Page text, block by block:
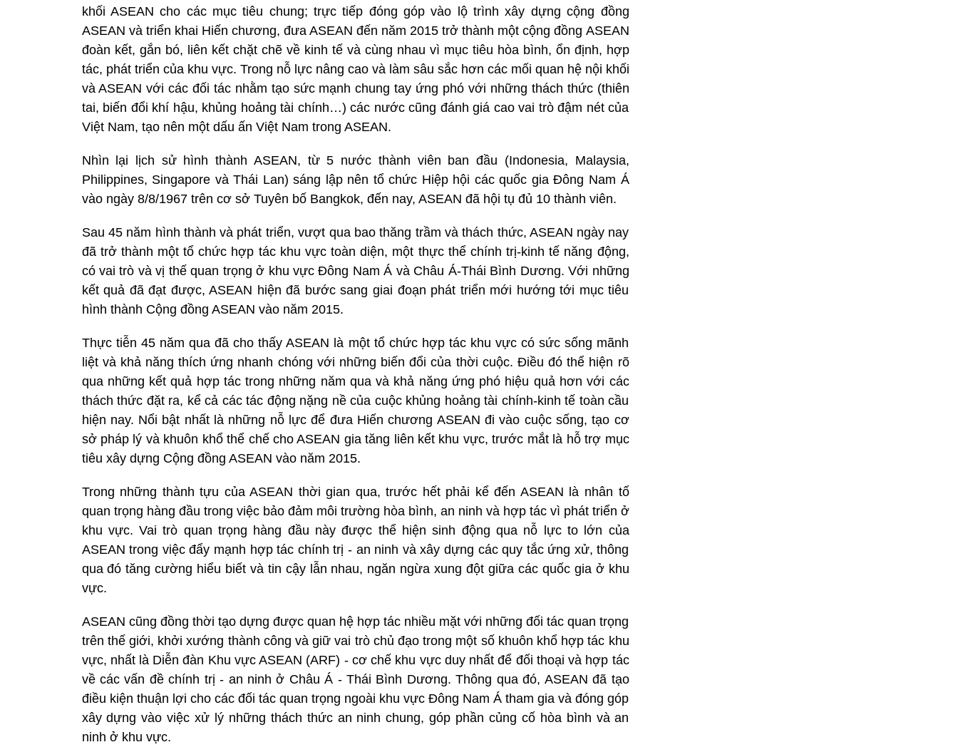
khối ASEAN cho các mục tiêu chung; trực tiếp đóng góp vào lộ trình xây dựng cộng đồng
ASEAN và triển khai Hiến chương, đưa ASEAN đến năm 2015 trở thành một cộng đồng ASEAN
đoàn kết, gắn bó, liên kết chặt chẽ về kinh tế và cùng nhau vì mục tiêu hòa bình, ổn định, hợp
tác, phát triển của khu vực. Trong nỗ lực nâng cao và làm sâu sắc hơn các mối quan hệ nội khối
và ASEAN với các đối tác nhằm tạo sức mạnh chung tay ứng phó với những thách thức (thiên
tai, biến đổi khí hậu, khủng hoảng tài chính…) các nước cũng đánh giá cao vai trò đậm nét của
Việt Nam, tạo nên một dấu ấn Việt Nam trong ASEAN.
Nhìn lại lịch sử hình thành ASEAN, từ 5 nước thành viên ban đầu (Indonesia, Malaysia,
Philippines, Singapore và Thái Lan) sáng lập nên tổ chức Hiệp hội các quốc gia Đông Nam Á
vào ngày 8/8/1967 trên cơ sở Tuyên bố Bangkok, đến nay, ASEAN đã hội tụ đủ 10 thành viên.
Sau 45 năm hình thành và phát triển, vượt qua bao thăng trầm và thách thức, ASEAN ngày nay
đã trở thành một tổ chức hợp tác khu vực toàn diện, một thực thể chính trị-kinh tế năng động,
có vai trò và vị thế quan trọng ở khu vực Đông Nam Á và Châu Á-Thái Bình Dương. Với những
kết quả đã đạt được, ASEAN hiện đã bước sang giai đoạn phát triển mới hướng tới mục tiêu
hình thành Cộng đồng ASEAN vào năm 2015.
Thực tiễn 45 năm qua đã cho thấy ASEAN là một tổ chức hợp tác khu vực có sức sống mãnh
liệt và khả năng thích ứng nhanh chóng với những biến đổi của thời cuộc. Điều đó thể hiện rõ
qua những kết quả hợp tác trong những năm qua và khả năng ứng phó hiệu quả hơn với các
thách thức đặt ra, kể cả các tác động nặng nề của cuộc khủng hoảng tài chính-kinh tế toàn cầu
hiện nay. Nổi bật nhất là những nỗ lực để đưa Hiến chương ASEAN đi vào cuộc sống, tạo cơ
sở pháp lý và khuôn khổ thể chế cho ASEAN gia tăng liên kết khu vực, trước mắt là hỗ trợ mục
tiêu xây dựng Cộng đồng ASEAN vào năm 2015.
Trong những thành tựu của ASEAN thời gian qua, trước hết phải kể đến ASEAN là nhân tố
quan trọng hàng đầu trong việc bảo đảm môi trường hòa bình, an ninh và hợp tác vì phát triển ở
khu vực. Vai trò quan trọng hàng đầu này được thể hiện sinh động qua nỗ lực to lớn của
ASEAN trong việc đẩy mạnh hợp tác chính trị - an ninh và xây dựng các quy tắc ứng xử, thông
qua đó tăng cường hiểu biết và tin cậy lẫn nhau, ngăn ngừa xung đột giữa các quốc gia ở khu
vực.
ASEAN cũng đồng thời tạo dựng được quan hệ hợp tác nhiều mặt với những đối tác quan trọng
trên thế giới, khởi xướng thành công và giữ vai trò chủ đạo trong một số khuôn khổ hợp tác khu
vực, nhất là Diễn đàn Khu vực ASEAN (ARF) - cơ chế khu vực duy nhất để đối thoại và hợp tác
về các vấn đề chính trị - an ninh ở Châu Á - Thái Bình Dương. Thông qua đó, ASEAN đã tạo
điều kiện thuận lợi cho các đối tác quan trọng ngoài khu vực Đông Nam Á tham gia và đóng góp
xây dựng vào việc xử lý những thách thức an ninh chung, góp phần củng cố hòa bình và an
ninh ở khu vực.